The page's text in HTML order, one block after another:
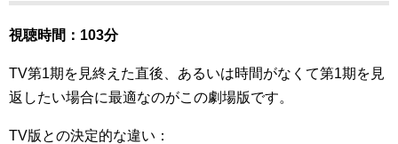
視聴時間：103分
TV第1期を見終えた直後、あるいは時間がなくて第1期を見
返したい場合に最適なのがこの劇場版です。
TV版との決定的な違い：